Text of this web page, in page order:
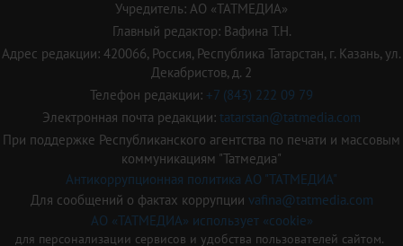
Учредитель: АО «ТАТМЕДИА»
Главный редактор: Вафина Т.Н.
Адрес редакции: 420066, Россия, Республика Татарстан, г. Казань, ул.
Декабристов, д. 2
Телефон редакции: +7 (843) 222 09 79
Электронная почта редакции: tatarstan@tatmedia.com
При поддержке Республиканского агентства по печати и массовым
коммуникациям "Татмедиа"
Антикоррупционная политика АО "ТАТМЕДИА"
Для сообщений о фактах коррупции vafina@tatmedia.com
АО «ТАТМЕДИА» использует «cookie»
для персонализации сервисов и удобства пользователей сайтом.